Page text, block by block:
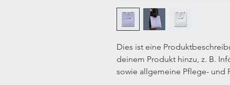
Dies ist eine
deinem Produkt hinzu, z. B.
sowie allgemeine Pflege- und